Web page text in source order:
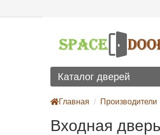
Каталог дверей
Главная Производители
Входная